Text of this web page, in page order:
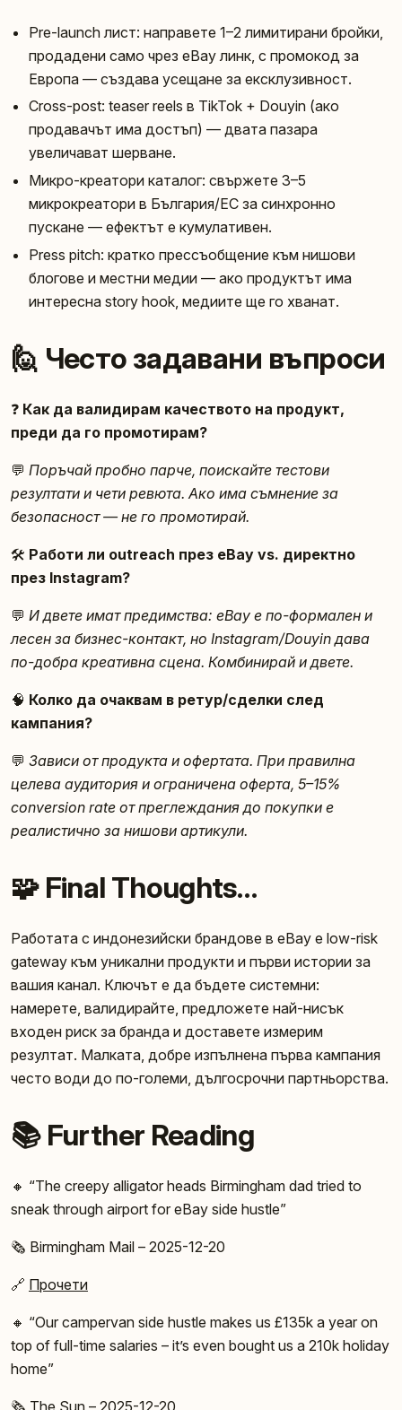
Pre-launch лист: направете 1–2 лимитирани бройки,
продадени само чрез eBay линк, с промокод за
Европа — създава усещане за ексклузивност.
Cross-post: teaser reels в TikTok + Douyin (ако
продавачът има достъп) — двата пазара
увеличават шерване.
Микро-креатори каталог: свържете 3–5
микрокреатори в България/ЕС за синхронно
пускане — ефектът е кумулативен.
Press pitch: кратко прессъобщение към нишови
блогове и местни медии — ако продуктът има
интересна story hook, медиите ще го хванат.
🙋 Често задавани въпроси
❓ Как да валидирам качеството на продукт,
преди да го промотирам?
💬 Поръчай пробно парче, поискайте тестови
резултати и чети ревюта. Ако има съмнение за
безопасност — не го промотирай.
🛠️ Работи ли outreach през eBay vs. директно
през Instagram?
💬 И двете имат предимства: eBay е по-формален и
лесен за бизнес-контакт, но Instagram/Douyin дава
по-добра креативна сцена. Комбинирай и двете.
🧠 Колко да очаквам в ретур/сделки след
кампания?
💬 Зависи от продукта и офертата. При правилна
целева аудитория и ограничена оферта, 5–15%
conversion rate от преглеждания до покупки е
реалистично за нишови артикули.
🧩 Final Thoughts…
Работата с индонезийски брандове в eBay е low-risk
gateway към уникални продукти и първи истории за
вашия канал. Ключът е да бъдете системни:
намерете, валидирайте, предложете най-нисък
входен риск за бранда и доставете измерим
резултат. Малката, добре изпълнена първа кампания
често води до по-големи, дългосрочни партньорства.
📚 Further Reading
🔸 “The creepy alligator heads Birmingham dad tried to
sneak through airport for eBay side hustle”
🗞️ Birmingham Mail – 2025-12-20
🔗 Прочети
🔸 “Our campervan side hustle makes us £135k a year on
top of full-time salaries – it’s even bought us a 210k holiday
home”
🗞️ The Sun – 2025-12-20